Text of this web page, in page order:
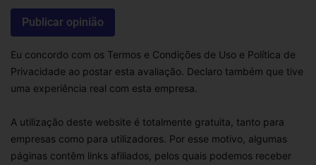
Eu concordo com os Termos e Condições de Uso e Política de
Privacidade ao postar esta avaliação. Declaro também que tive
uma experiência real com esta empresa.
A utilização deste website é totalmente gratuita, tanto para
empresas como para utilizadores. Por esse motivo, algumas
páginas contêm links afiliados, pelos quais podemos receber